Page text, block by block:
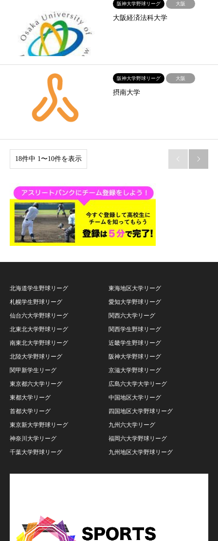
阪神大学野球リーグ 大阪
大阪経済法科大学
阪神大学野球リーグ 大阪
摂南大学
18件中 1〜10件を表示  
北海道学生野球リーグ
札幌学生野球リーグ
仙台六大学野球リーグ
北東北大学野球リーグ
南東北大学野球リーグ
北陸大学野球リーグ
関甲新学生リーグ
東京都六大学リーグ
東都大学リーグ
首都大学リーグ
東京新大学野球リーグ
神奈川大学リーグ
千葉大学野球リーグ
東海地区大学リーグ
愛知大学野球リーグ
関西六大学リーグ
関西学生野球リーグ
近畿学生野球リーグ
阪神大学野球リーグ
京滋大学野球リーグ
広島六大学大学リーグ
中国地区大学リーグ
四国地区大学野球リーグ
九州六大学リーグ
福岡六大学野球リーグ
九州地区大学野球リーグ